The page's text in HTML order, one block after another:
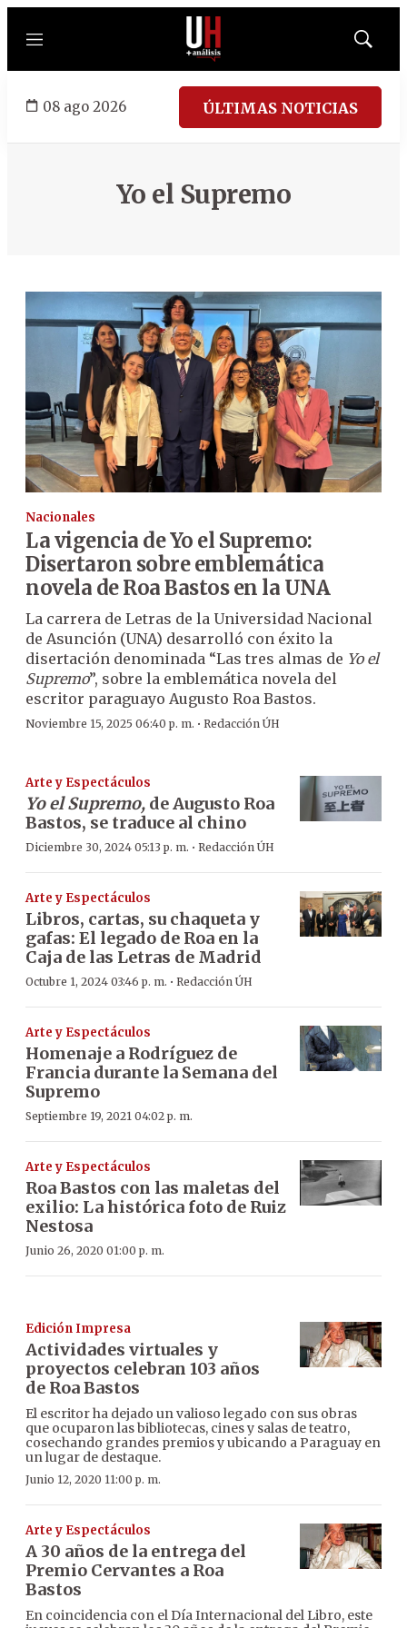
Menú
Mostrar
08 ago 2026 ÚLTIMAS NOTICIAS
Yo el Supremo
Nacionales
La vigencia de Yo el Supremo:
Disertaron sobre emblemática
novela de Roa Bastos en la UNA
La carrera de Letras de la Universidad Nacional
de Asunción (UNA) desarrolló con éxito la
disertación denominada “Las tres almas de Yo el
Supremo”, sobre la emblemática novela del
escritor paraguayo Augusto Roa Bastos.
Noviembre 15, 2025 06:40 p. m. · Redacción ÚH
Arte y Espectáculos
Yo el Supremo, de Augusto Roa
Bastos, se traduce al chino
Diciembre 30, 2024 05:13 p. m. · Redacción ÚH
Arte y Espectáculos
Libros, cartas, su chaqueta y
gafas: El legado de Roa en la
Caja de las Letras de Madrid
Octubre 1, 2024 03:46 p. m. · Redacción ÚH
Arte y Espectáculos
Homenaje a Rodríguez de
Francia durante la Semana del
Supremo
Septiembre 19, 2021 04:02 p. m.
Arte y Espectáculos
Roa Bastos con las maletas del
exilio: La histórica foto de Ruiz
Nestosa
Junio 26, 2020 01:00 p. m.
Edición Impresa
Actividades virtuales y
proyectos celebran 103 años
de Roa Bastos
El escritor ha dejado un valioso legado con sus obras
que ocuparon las bibliotecas, cines y salas de teatro,
cosechando grandes premios y ubicando a Paraguay en
un lugar de destaque.
Junio 12, 2020 11:00 p. m.
Arte y Espectáculos
A 30 años de la entrega del
Premio Cervantes a Roa
Bastos
En coincidencia con el Día Internacional del Libro, este